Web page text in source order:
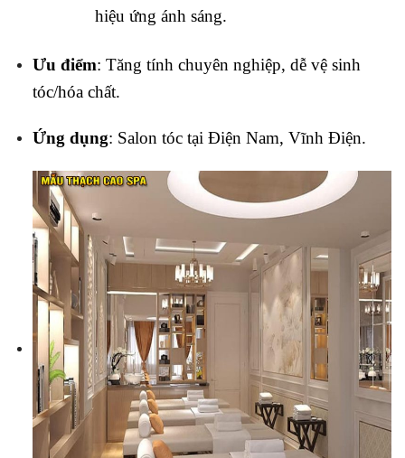
hiệu ứng ánh sáng.
Ưu điểm: Tăng tính chuyên nghiệp, dễ vệ sinh
tóc/hóa chất.
Ứng dụng: Salon tóc tại Điện Nam, Vĩnh Điện.